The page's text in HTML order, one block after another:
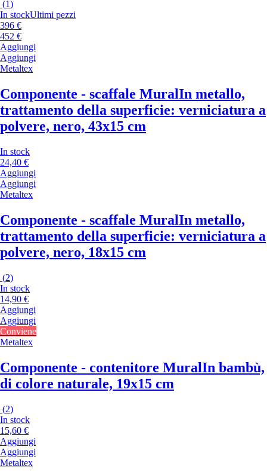
(1)
In stockUltimi pezzi
396 €
452 €
Aggiungi
Aggiungi
Metaltex
Componente - scaffale MuralIn metallo,
trattamento della superficie: verniciatura a
polvere, nero, 43x15 cm
In stock
24,40 €
Aggiungi
Aggiungi
Metaltex
Componente - scaffale MuralIn metallo,
trattamento della superficie: verniciatura a
polvere, nero, 18x15 cm
(2)
In stock
14,90 €
Aggiungi
Aggiungi
Conviene
Metaltex
Componente - contenitore MuralIn bambù,
di colore naturale, 19x15 cm
(2)
In stock
15,60 €
Aggiungi
Aggiungi
Metaltex